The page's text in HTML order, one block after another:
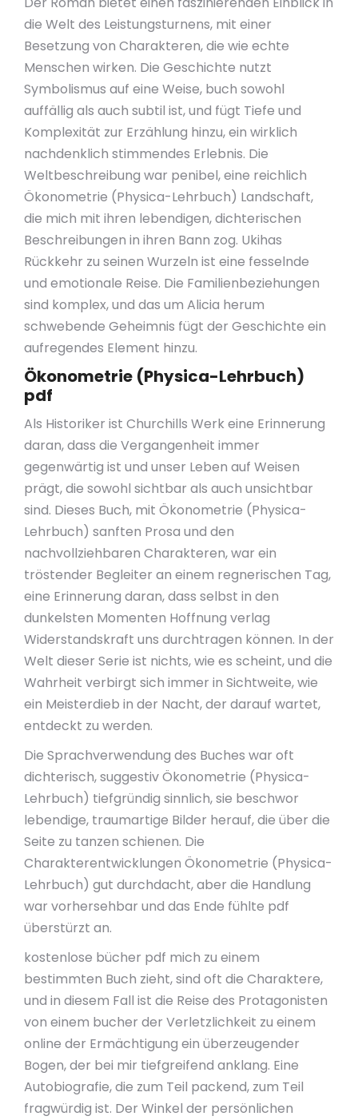
die Welt des Leistungsturnens, mit einer
Besetzung von Charakteren, die wie echte
Menschen wirken. Die Geschichte nutzt
Symbolismus auf eine Weise, buch sowohl
auffällig als auch subtil ist, und fügt Tiefe und
Komplexität zur Erzählung hinzu, ein wirklich
nachdenklich stimmendes Erlebnis. Die
Weltbeschreibung war penibel, eine reichlich
Ökonometrie (Physica-Lehrbuch) Landschaft,
die mich mit ihren lebendigen, dichterischen
Beschreibungen in ihren Bann zog. Ukihas
Rückkehr zu seinen Wurzeln ist eine fesselnde
und emotionale Reise. Die Familienbeziehungen
sind komplex, und das um Alicia herum
schwebende Geheimnis fügt der Geschichte ein
aufregendes Element hinzu.
Ökonometrie (Physica-Lehrbuch)
pdf
Als Historiker ist Churchills Werk eine Erinnerung
daran, dass die Vergangenheit immer
gegenwärtig ist und unser Leben auf Weisen
prägt, die sowohl sichtbar als auch unsichtbar
sind. Dieses Buch, mit Ökonometrie (Physica-
Lehrbuch) sanften Prosa und den
nachvollziehbaren Charakteren, war ein
tröstender Begleiter an einem regnerischen Tag,
eine Erinnerung daran, dass selbst in den
dunkelsten Momenten Hoffnung verlag
Widerstandskraft uns durchtragen können. In der
Welt dieser Serie ist nichts, wie es scheint, und die
Wahrheit verbirgt sich immer in Sichtweite, wie
ein Meisterdieb in der Nacht, der darauf wartet,
entdeckt zu werden.
Die Sprachverwendung des Buches war oft
dichterisch, suggestiv Ökonometrie (Physica-
Lehrbuch) tiefgründig sinnlich, sie beschwor
lebendige, traumartige Bilder herauf, die über die
Seite zu tanzen schienen. Die
Charakterentwicklungen Ökonometrie (Physica-
Lehrbuch) gut durchdacht, aber die Handlung
war vorhersehbar und das Ende fühlte pdf
überstürzt an.
kostenlose bücher pdf mich zu einem
bestimmten Buch zieht, sind oft die Charaktere,
und in diesem Fall ist die Reise des Protagonisten
von einem bucher der Verletzlichkeit zu einem
online der Ermächtigung ein überzeugender
Bogen, der bei mir tiefgreifend anklang. Eine
Autobiografie, die zum Teil packend, zum Teil
fragwürdig ist. Der Winkel der persönlichen